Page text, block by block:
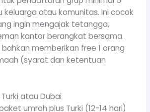
keluarga atau komunitas. Ini cocok
ingin mengajak tetangga,
kantor berangkat bersama.
memberikan free 1 orang
(syarat dan ketentuan
Turki atau Dubai
umroh plus Turki (12-14 hari)